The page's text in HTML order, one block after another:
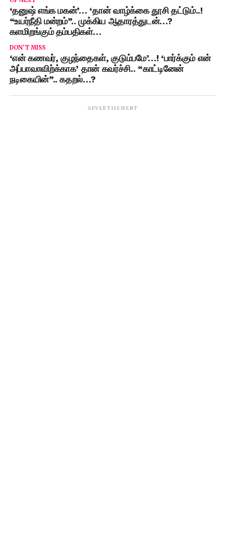
‘தனுஷ் எங்க மகன்’… ‘தான் வாழ்க்கை தூசி தட்டும்..!
“உயர்நீதி மன்றம்”.. முக்கிய ஆதாரத்துடன்…?
களமிறங்கும் தம்பதிகள்…
DON'T MISS
‘என் கணவர், குழந்தைகள், குடும்பமே’…! ‘பார்க்கும் என்
அப்பாவாவிற்க்காக’ தான் கவர்ச்சி.. “காட்டினேன்
நடிகையின்”.. கதறல்…?
ADVERTISEMENT